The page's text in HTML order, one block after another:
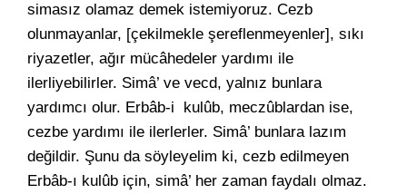
simasız olamaz demek istemiyoruz. Cezb
olunmayanlar, [çekilmekle şereflenmeyenler], sıkı
riyazetler, ağır mücâhedeler yardımı ile
ilerliyebilirler. Simâ’ ve vecd, yalnız bunlara
yardımcı olur. Erbâb-i kulûb, meczûblardan ise,
cezbe yardımı ile ilerlerler. Simâ’ bunlara lazım
değildir. Şunu da söyleyelim ki, cezb edilmeyen
Erbâb-ı kulûb için, simâ’ her zaman faydalı olmaz.